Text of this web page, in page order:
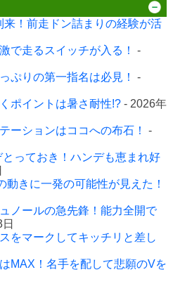
来！前走ドン詰まりの経験が活
で走るスイッチが入る！
-
ぷりの第一指名は必見！
-
ポイントは暑さ耐性!?- 2026年
ーションはココへの布石！
-
とっておき！ハンデも恵まれ好
動きに一発の可能性が見えた！
ノールの急先鋒！能力全開で
をマークしてキッチリと差し
MAX！名手を配して悲願のVを